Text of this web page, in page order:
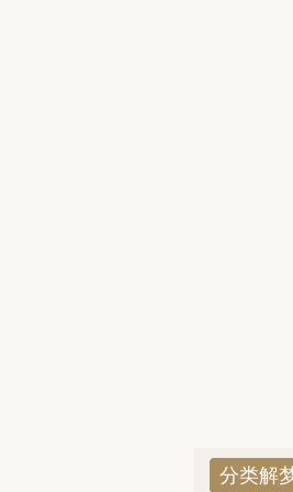
分类解